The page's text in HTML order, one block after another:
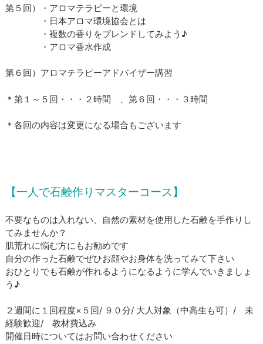
第５回）・アロマテラピーと環境
・日本アロマ環境協会とは
・複数の香りをブレンドしてみよう♪
・アロマ香水作成
第６回）アロマテラピーアドバイザー講習
＊第１～５回・・・２時間 、第６回・・・３時間
＊各回の内容は変更になる場合もございます
【一人で石鹸作りマスターコース】
不要なものは入れない、自然の素材を使用した石鹸を手作りし
てみませんか？
肌荒れに悩む方にもお勧めです
​自分の作った石鹸でぜひお顔やお身体を洗ってみて下さい
​おひとりでも石鹸が作れるようになるように学んでいきましょ
う♪
２週間に１回程度×５回/ ９０分/ 大人対象（中高生も可）/ 未
経験歓迎/ 教材費込み
​開催日時についてはお問い合わせください